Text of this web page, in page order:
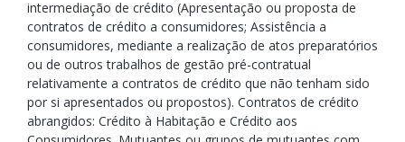
intermediação de crédito (Apresentação ou proposta de
contratos de crédito a consumidores; Assistência a
consumidores, mediante a realização de atos preparatórios
ou de outros trabalhos de gestão pré-contratual
relativamente a contratos de crédito que não tenham sido
por si apresentados ou propostos). Contratos de crédito
abrangidos: Crédito à Habitação e Crédito aos